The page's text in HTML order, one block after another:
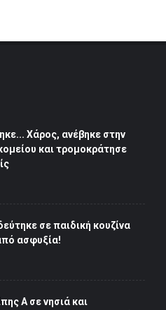
Χάρος, ανέβηκε στην
και τρομοκράτησε
σε παιδική κουζίνα
ασφυξία!
Α σε νησιά και